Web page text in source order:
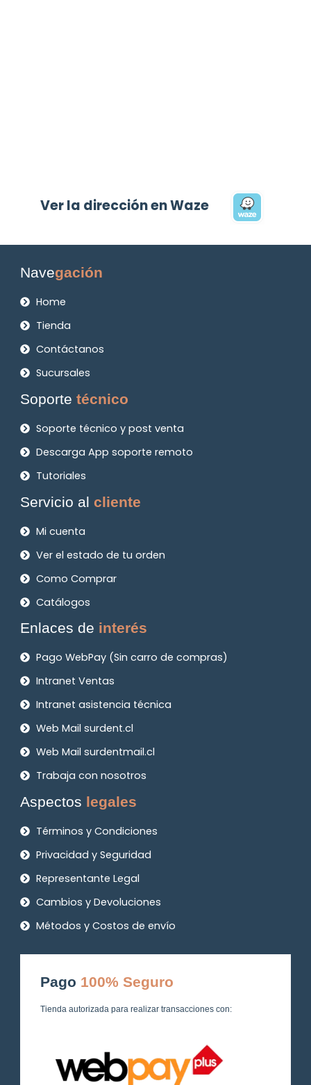
Ver la dirección en Waze
Navegación
Home
Tienda
Contáctanos
Sucursales
Soportetécnico
Soporte técnico y post venta
Descarga App soporte remoto
Tutoriales
Servicio alcliente
Mi cuenta
Ver el estado de tu orden
Como Comprar
Catálogos
Enlaces de interés
Pago WebPay (Sin carro de compras)
Intranet Ventas
Intranet asistencia técnica
Web Mail surdent.cl
Web Mail surdentmail.cl
Trabaja con nosotros
Aspectos legales
Términos y Condiciones
Privacidad y Seguridad
Representante Legal
Cambios y Devoluciones
Métodos y Costos de envío
Pago 100% Seguro
Tienda autorizada para realizar transacciones con: